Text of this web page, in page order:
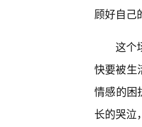
顾好自己
这个
快要被生
情感的困
长的哭泣